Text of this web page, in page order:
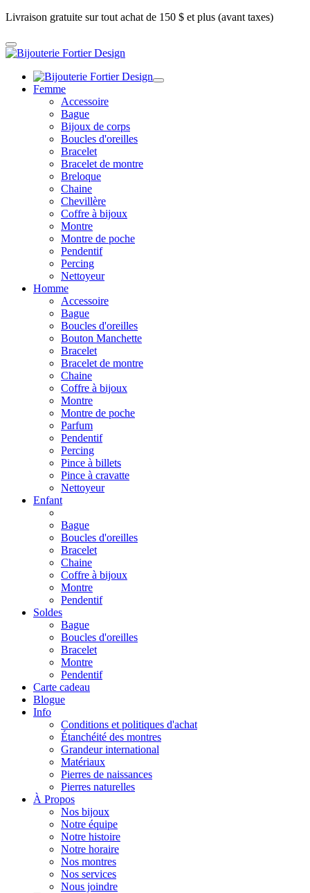
Livraison gratuite sur tout achat de 150 $ et plus (avant taxes)
Femme
Accessoire
Bague
Bijoux de corps
Boucles d'oreilles
Bracelet
Bracelet de montre
Breloque
Chaine
Chevillère
Coffre à bijoux
Montre
Montre de poche
Pendentif
Percing
Nettoyeur
Homme
Accessoire
Bague
Boucles d'oreilles
Bouton Manchette
Bracelet
Bracelet de montre
Chaine
Coffre à bijoux
Montre
Montre de poche
Parfum
Pendentif
Percing
Pince à billets
Pince à cravatte
Nettoyeur
Enfant
Bague
Boucles d'oreilles
Bracelet
Chaine
Coffre à bijoux
Montre
Pendentif
Soldes
Bague
Boucles d'oreilles
Bracelet
Montre
Pendentif
Carte cadeau
Blogue
Info
Conditions et politiques d'achat
Étanchéité des montres
Grandeur international
Matériaux
Pierres de naissances
Pierres naturelles
À Propos
Nos bijoux
Notre équipe
Notre histoire
Notre horaire
Nos montres
Nos services
Nous joindre